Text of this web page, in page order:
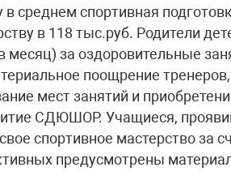
в среднем спортивная
в 118 тыс.руб. Родители
месяц) за оздоровительные
поощрение
мест занятий и
СДЮШОР. Учащиеся,
спортивное мастерство за
предусмотрены